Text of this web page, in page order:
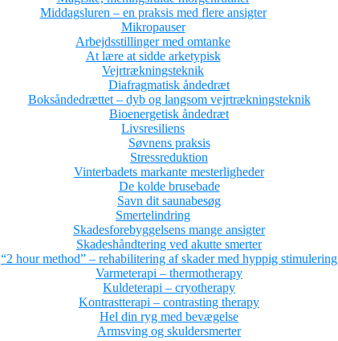
Middagsluren – en praksis med flere ansigter
Mikropauser
Arbejdsstillinger med omtanke
At lære at sidde arketypisk
Vejrtrækningsteknik
Diafragmatisk åndedræt
Boksåndedrættet – dyb og langsom vejrtrækningsteknik
Bioenergetisk åndedræt
Livsresiliens
Søvnens praksis
Stressreduktion
Vinterbadets markante mesterligheder
De kolde brusebade
Savn dit saunabesøg
Smertelindring
Skadesforebyggelsens mange ansigter
Skadeshåndtering ved akutte smerter
“2 hour method” – rehabilitering af skader med hyppig stimulering
Varmeterapi – thermotherapy
Kuldeterapi – cryotherapy
Kontrastterapi – contrasting therapy
Hel din ryg med bevægelse
Armsving og skuldersmerter